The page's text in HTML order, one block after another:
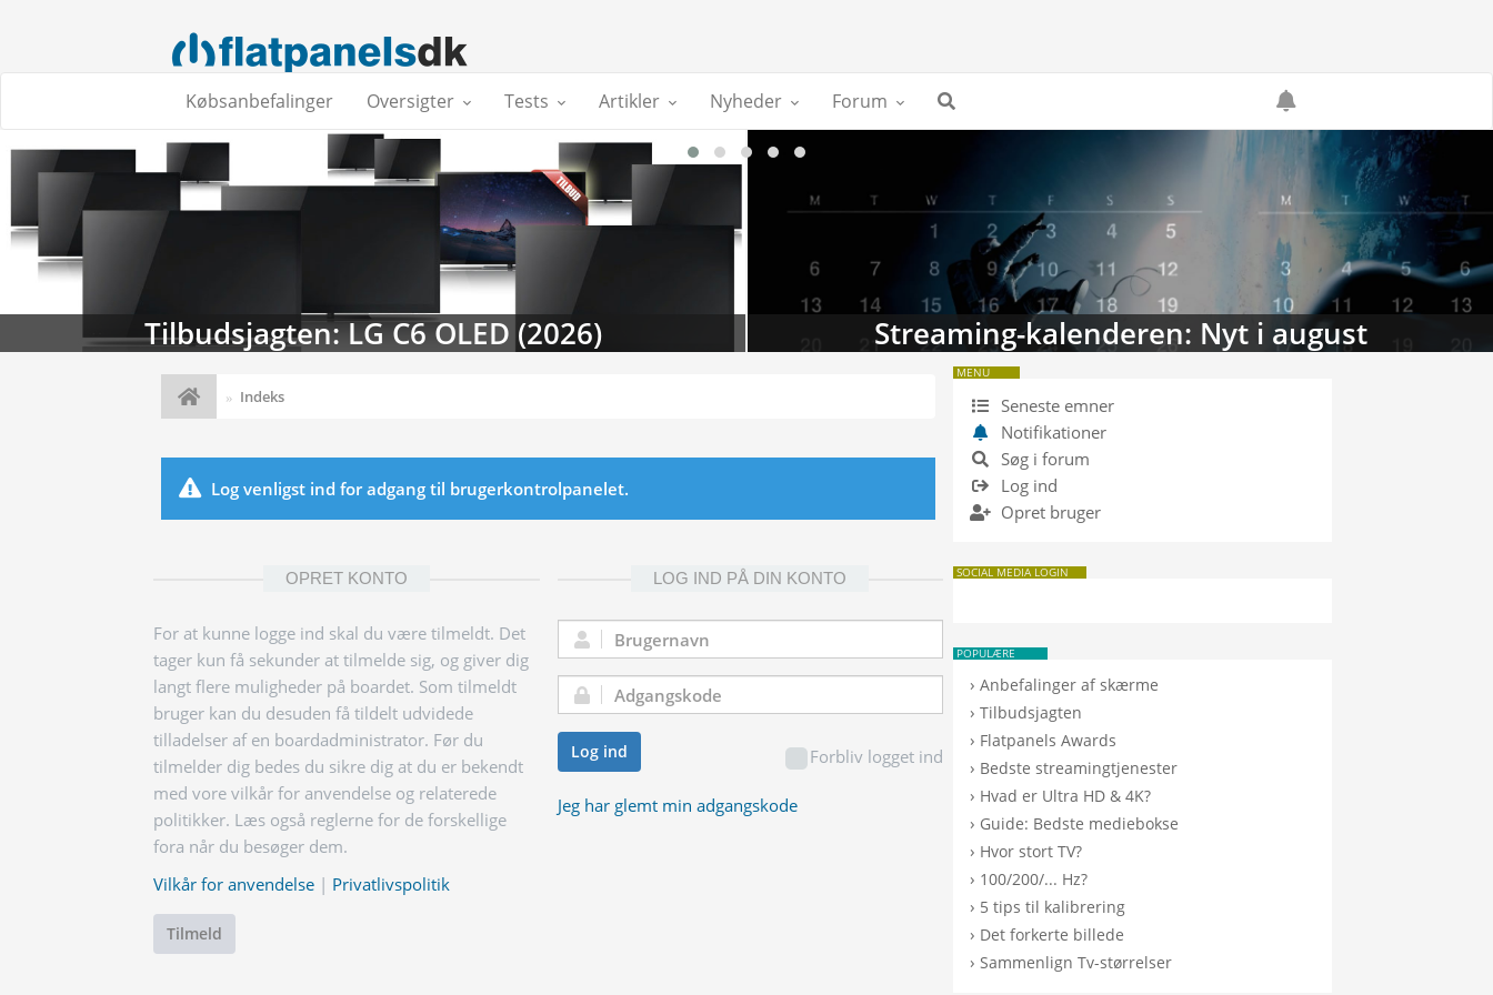
Købsanbefalinger Oversigter Tests Artikler Nyheder Forum
Tilbudsjagten: LG C6 OLED (2026) Streaming-kalenderen: Nyt i august
Indeks
Log venligst ind for adgang til brugerkontrolpanelet.
OPRET KONTO
For at kunne logge ind skal du være tilmeldt. Det
tager kun få sekunder at tilmelde sig, og giver dig
langt flere muligheder på boardet. Som tilmeldt
bruger kan du desuden få tildelt udvidede
tilladelser af en boardadministrator. Før du
tilmelder dig bedes du sikre dig at du er bekendt
med vore vilkår for anvendelse og relaterede
politikker. Læs også reglerne for de forskellige
fora når du besøger dem.
Vilkår for anvendelse | Privatlivspolitik
Tilmeld
LOG IND PÅ DIN KONTO
Brugernavn:
Adgangskode:
Forbliv logget ind
Log ind
Jeg har glemt min adgangskode
MENU
Seneste emner
Notifikationer
Søg i forum
Log ind
Opret bruger
SOCIAL MEDIA LOGIN
POPULÆRE
›Anbefalinger af skærme
›Tilbudsjagten
› Flatpanels Awards
› Bedste streamingtjenester
› Hvad er Ultra HD & 4K?
› Guide: Bedste mediebokse
› Hvor stort TV?
› 100/200/... Hz?
› 5 tips til kalibrering
› Det forkerte billede
›Sammenlign Tv-størrelser